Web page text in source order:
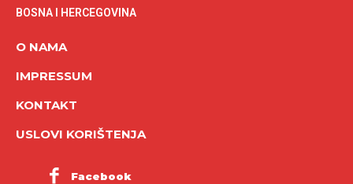
BOSNA I HERCEGOVINA
O NAMA
IMPRESSUM
KONTAKT
USLOVI KORIŠTENJA
Facebook